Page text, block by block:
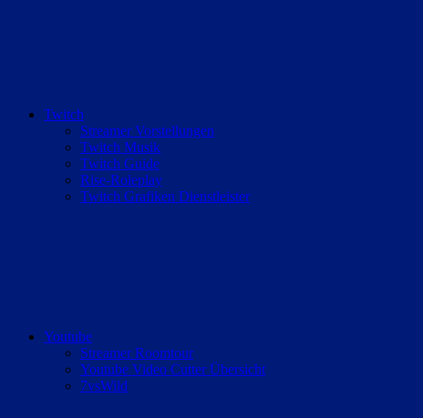
Twitch
Streamer Vorstellungen
Twitch Musik
Twitch Guide
Rise-Roleplay
Twitch Grafiken Dienstleister
Youtube
Streamer Roomtour
Youtube Video Cutter Übersicht
7vsWild